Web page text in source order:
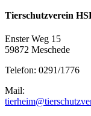
Tierschutzverein
Enster Weg 15
59872 Meschede
Telefon: 0291/1776
Mail: